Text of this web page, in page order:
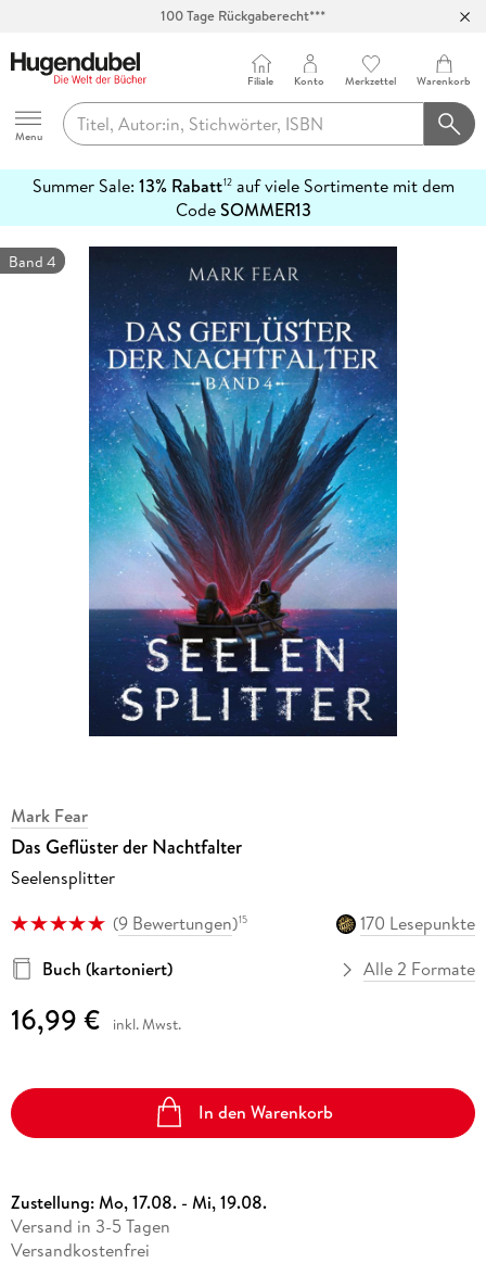
100 Tage Rückgaberecht***
Hugendubel
Menu
Filiale Konto Merkzettel Warenkorb
Summer Sale: 13% Rabatt12auf viele Sortimente mit dem
CodeSOMMER13
erfahren
Band 4
Mark Fear
Das Geflüster der Nachtfalter
Seelensplitter
(9 Bewertungen)15
170 Lesepunkte
Buch (kartoniert)
Alle 2 Formate
16,99 € inkl. Mwst.
In den Warenkorb
Zustellung:Mo, 17.08. - Mi, 19.08.
Versand in 3-5 Tagen
Versandkostenfrei